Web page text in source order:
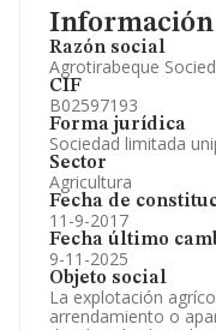
Razón social
Agrotirabeque
CIF
B02597193
Forma jurídica
Sociedad limitada
Sector
Agricultura
Fecha de
11-9-2017
Fecha último
9-11-2025
Objeto social
La explotación
arrendamiento o
Información